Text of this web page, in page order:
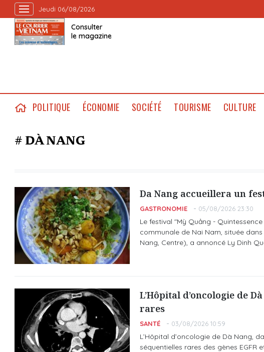
Jeudi 06/08/2026
Consulter
le magazine
POLITIQUE ÉCONOMIE SOCIÉTÉ TOURISME CULTURE
# DÀ NANG
Da Nang accueillera un
GASTRONOMIE 05/08/2026 23:30
Le festival "Mỳ Quảng -
communale de Nai Nam, située
Nang, Centre), a annoncé Ly Dinh
L’Hôpital d’oncologie de
rares
SANTÉ 03/08/2026 10:59
L’Hôpital d’oncologie de Dà Nang,
séquentielles rares des gènes